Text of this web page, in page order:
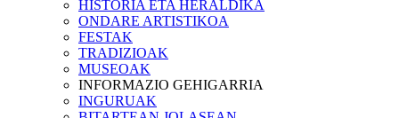
HISTORIA ETA HERALDIKA
ONDARE ARTISTIKOA
FESTAK
TRADIZIOAK
MUSEOAK
INFORMAZIO GEHIGARRIA
INGURUAK